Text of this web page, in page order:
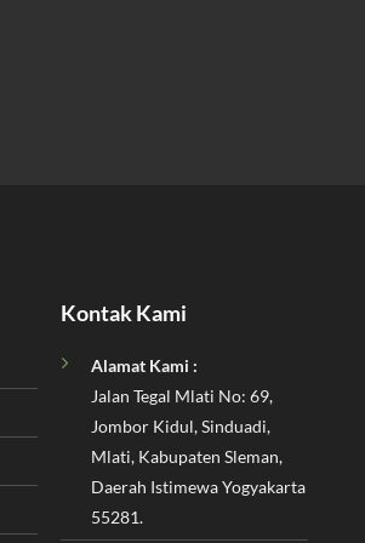
Kontak Kami
Alamat Kami :
Jalan Tegal Mlati No: 69,
Jombor Kidul, Sinduadi,
Mlati, Kabupaten Sleman,
Daerah Istimewa Yogyakarta
55281.